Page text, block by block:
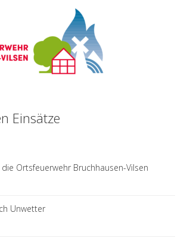
Einsätze
Ortsfeuerwehr Bruchhausen-Vilsen
Unwetter